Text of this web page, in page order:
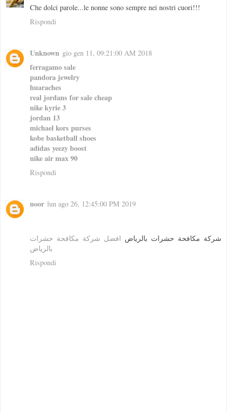
Che dolci parole...le nonne sono sempre nei nostri cuori!!!
Rispondi
Unknown gio gen 11, 09:21:00 AM 2018
ferragamo sale
pandora jewelry
huaraches
real jordans for sale cheap
nike kyrie 3
jordan 13
michael kors purses
kobe basketball shoes
adidas yeezy boost
nike air max 90
Rispondi
noor lun ago 26, 12:45:00 PM 2019
شركة مكافحة حشرات بالرياض افضل شركة مكافحة حشرات
بالرياض
Rispondi